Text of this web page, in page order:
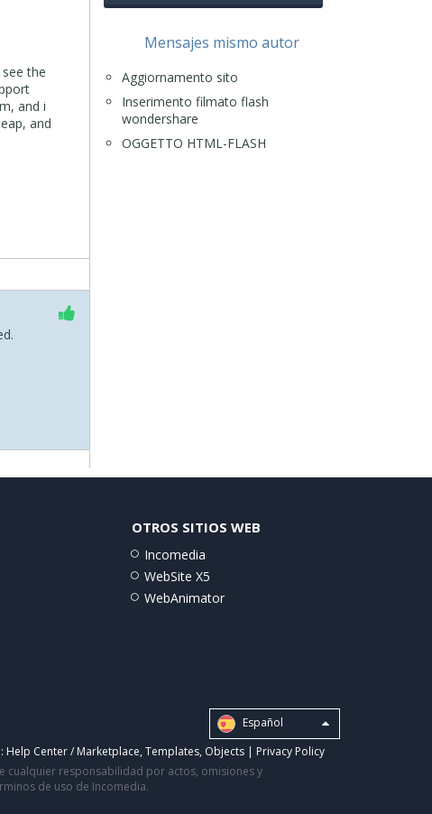
the
and i
and
Mensajes mismo autor
Aggiornamento sito
Inserimento filmato flash
wondershare
OGGETTO HTML-FLASH
OTROS SITIOS WEB
Incomedia
WebSite X5
WebAnimator
Español
Help Center / Marketplace, Templates, Objects | Privacy Policy
cualquier responsabilidad por actos, omisiones y
de uso de Incomedia.